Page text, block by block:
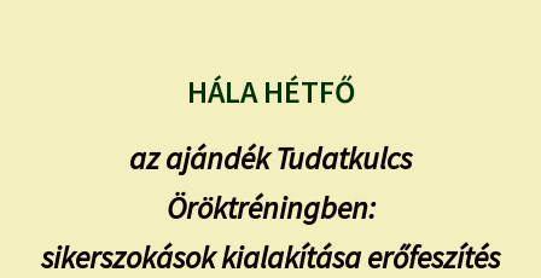
HÁLA HÉTFŐ
az ajándék Tudatkulcs
Öröktréningben:
sikerszokások kialakítása erőfeszítés